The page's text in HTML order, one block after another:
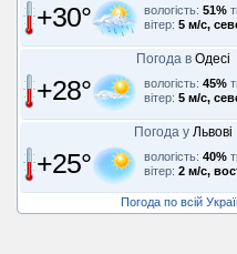
+30° вологість: 51%
вітер: 5 м/с,
Погода в Одесі
+28° вологість: 45%
вітер: 5 м/с,
Погода у Львові
+25° вологість: 40%
вітер: 2 м/с,
Погода по всій